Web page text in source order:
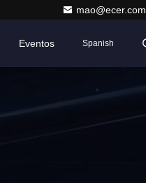
mao@ecer.com
Eventos Spanish